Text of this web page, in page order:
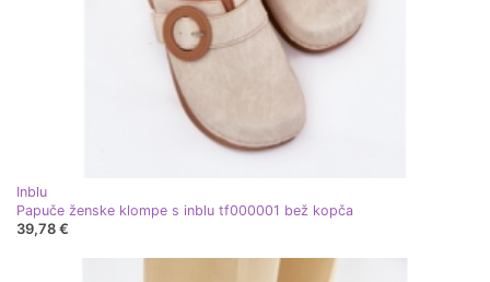
Inblu
Papuče ženske klompe s inblu tf000001 bež kopča
39,78 €